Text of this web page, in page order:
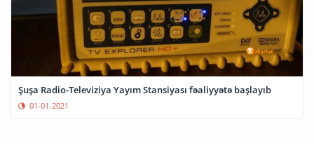
Şuşa Radio-Televiziya Yayım Stansiyası fəaliyyətə başlayıb
01-01-2021